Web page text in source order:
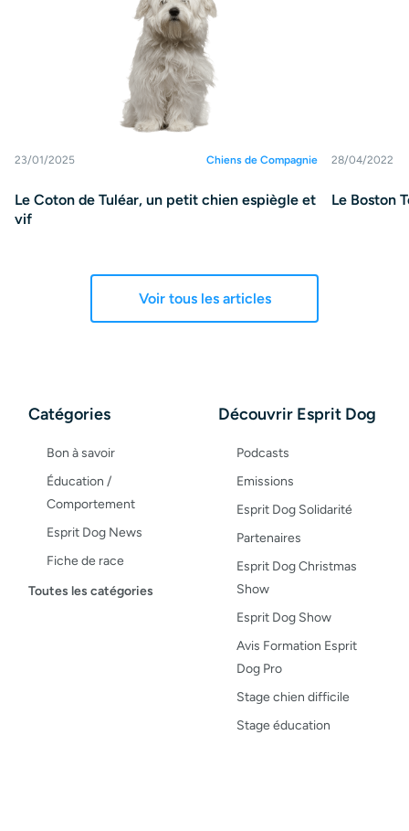
Catégories
Bon à savoir
Éducation /
Comportement
Esprit Dog News
Fiche de race
Maladies du chien
Toutes les catégories
Découvrir Esprit Dog
Podcasts
Emissions
Esprit Dog Solidarité
Partenaires
Esprit Dog Christmas
Show
Esprit Dog Show
Avis Formation Esprit
Dog Pro
Stage chien difficile
Stage éducation
23/01/2025 Chiens de Compagnie
Le Coton de Tuléar, un petit chien espiègle et
vif
28/04/2022
Le Boston
Voir tous les articles